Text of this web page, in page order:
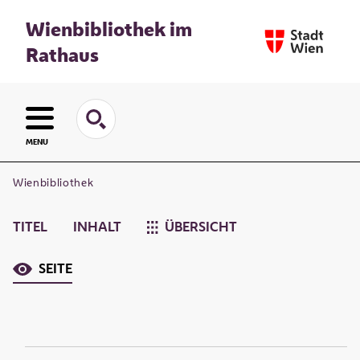
Wienbibliothek im
Rathaus
MENU
Wienbibliothek
TITEL INHALT ÜBERSICHT
SEITE